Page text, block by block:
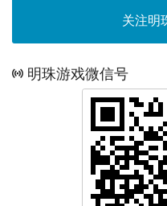
关注明
明珠游戏微信号